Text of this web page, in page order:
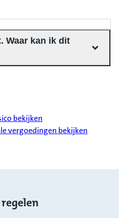
Waar kan ik dit
bekijken
vergoedingen bekijken